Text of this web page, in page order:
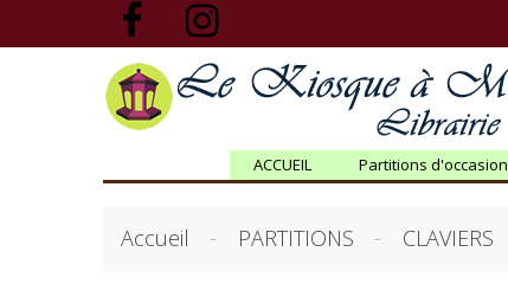
ACCUEIL Partitions d'occasion
Accueil PARTITIONS CLAVIERS